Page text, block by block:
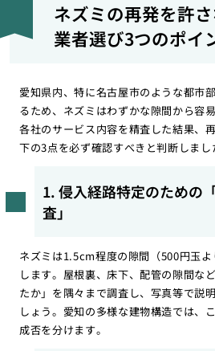
ネズミの再発を許
業者選び3つのポイ
愛知県内、特に名古屋市のような都市
るため、ネズミはわずかな隙間から容
各社のサービス内容を精査した結果、
下の3点を必ず確認すべきと判断しまし
1. 侵入経路特定のための
査」
ネズミは1.5cm程度の隙間（500円玉
します。屋根裏、床下、配管の隙間な
たか」を隅々まで調査し、写真等で説
しょう。愛知の多様な建物構造では、
成否を分けます。